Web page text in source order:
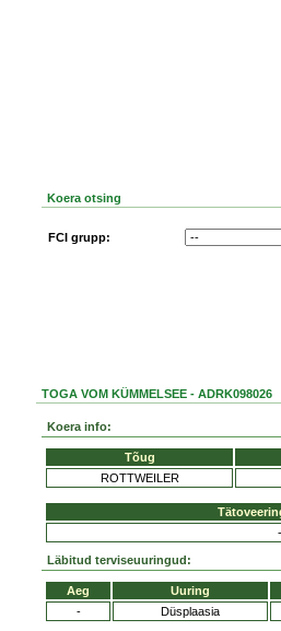
Koera otsing
FCI grupp:
TOGA VOM KÜMMELSEE - ADRK098026
Koera info:
Tõug
ROTTWEILER
-
Läbitud terviseuuringud:
Aeg Uuring
-
Düsplaasia